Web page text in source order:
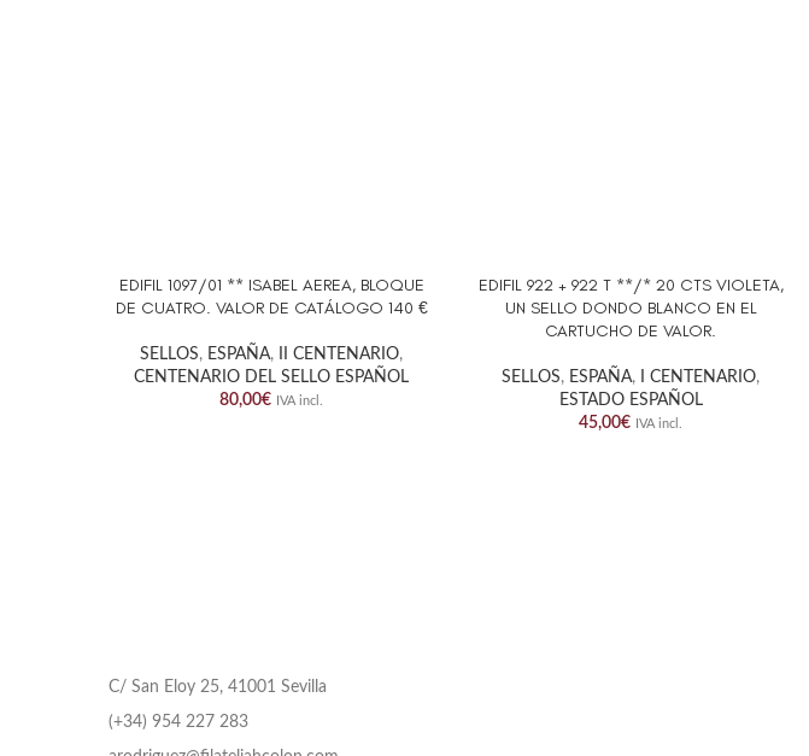
AÑADIR AL CARRITO
EDIFIL 1097/01 ** ISABEL AEREA, BLOQUE
DE CUATRO. VALOR DE CATÁLOGO 140 €
SELLOS, ESPAÑA, II CENTENARIO,
CENTENARIO DEL SELLO ESPAÑOL
80,00€ IVA incl.
AÑADIR AL CARRITO
EDIFIL 922 + 922 T **/* 20 CTS VIOLETA,
UN SELLO DONDO BLANCO EN EL
CARTUCHO DE VALOR.
SELLOS, ESPAÑA, I CENTENARIO,
ESTADO ESPAÑOL
45,00€ IVA incl.
C/ San Eloy 25, 41001 Sevilla
(+34) 954 227 283